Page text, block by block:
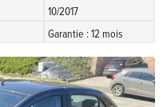
10/2017
Garantie : 12 mois